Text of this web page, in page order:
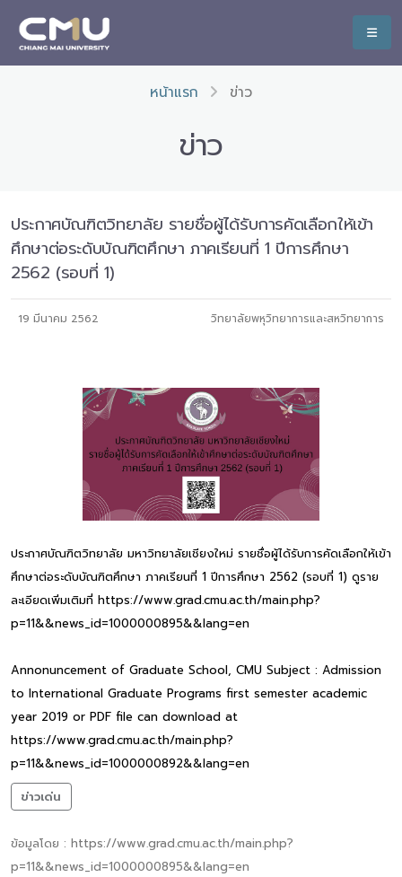
หน้าแรก ข่าว
ข่าว
ประกาศบัณฑิตวิทยาลัย รายชื่อผู้ได้รับการคัดเลือกให้เข้า
ศึกษาต่อระดับบัณฑิตศึกษา ภาคเรียนที่ 1 ปีการศึกษา
2562 (รอบที่ 1)
19 มีนาคม 2562 วิทยาลัยพหุวิทยาการและสหวิทยาการ
ประกาศบัณฑิตวิทยาลัย มหาวิทยาลัยเชียงใหม่ รายชื่อผู้ได้รับการคัดเลือกให้เข้า
ศึกษาต่อระดับบัณฑิตศึกษา ภาคเรียนที่ 1 ปีการศึกษา 2562 (รอบที่ 1) ดูราย
ละเอียดเพิ่มเติมที่ https://www.grad.cmu.ac.th/main.php?
p=11&&news_id=1000000895&&lang=en
Annonuncement of Graduate School, CMU Subject : Admission
to International Graduate Programs first semester academic
year 2019 or PDF file can download at
https://www.grad.cmu.ac.th/main.php?
p=11&&news_id=1000000892&&lang=en
ข่าวเด่น
ข้อมูลโดย : https://www.grad.cmu.ac.th/main.php?
p=11&&news_id=1000000895&&lang=en